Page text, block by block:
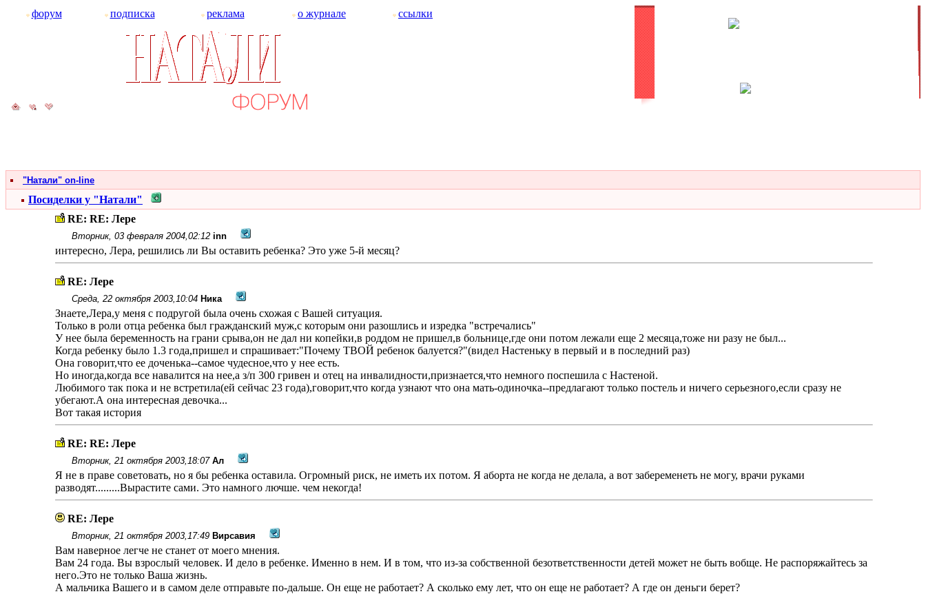
форум подписка реклама о журнале ссылки
"Натали" on-line
Посиделки у "Натали"
RE: RE: Лере
Вторник, 03 февраля 2004,02:12 inn
интересно, Лера, решились ли Вы оставить ребенка? Это уже 5-й месяц?
RE: Лере
Среда, 22 октября 2003,10:04 Ника
Знаете,Лера,у меня с подругой была очень схожая с Вашей ситуация.
Только в роли отца ребенка был гражданский муж,с которым они разошлись и изредка "встречались"
У нее была беременность на грани срыва,он не дал ни копейки,в роддом не пришел,в больнице,где они потом лежали еще 2 месяца,тоже ни разу не был...
Когда ребенку было 1.3 года,пришел и спрашивает:"Почему ТВОЙ ребенок балуется?"(видел Настеньку в первый и в последний раз)
Она говорит,что ее доченька--самое чудесное,что у нее есть.
Но иногда,когда все навалится на нее,а з/п 300 гривен и отец на инвалидности,признается,что немного поспешила с Настеной.
Любимого так пока и не встретила(ей сейчас 23 года),говорит,что когда узнают что она мать-одиночка--предлагают только постель и ничего серьезного,если сразу не
убегают.А она интересная девочка...
Вот такая история
RE: RE: Лере
Вторник, 21 октября 2003,18:07 Ал
Я не в праве советовать, но я бы ребенка оставила. Огромный риск, не иметь их потом. Я аборта не когда не делала, а вот забеременеть не могу, врачи руками
разводят.........Вырастите сами. Это намного лючше. чем некогда!
RE: Лере
Вторник, 21 октября 2003,17:49 Вирсавия
Вам наверное легче не станет от моего мнения.
Вам 24 года. Вы взрослый человек. И дело в ребенке. Именно в нем. И в том, что из-за собственной безответственности детей может не быть вобще. Не распоряжайтесь за
него.Это не только Ваша жизнь.
А мальчика Вашего и в самом деле отправьте по-дальше. Он еще не работает? А сколько ему лет, что он еще не работает? А где он деньги берет?